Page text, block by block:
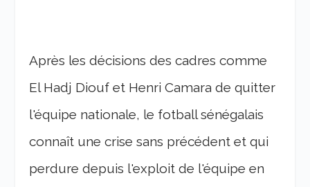
Après les décisions des cadres comme
El Hadj Diouf et Henri Camara de quitter
l'équipe nationale, le fotball sénégalais
connaît une crise sans précédent et qui
perdure depuis l'exploit de l'équipe en